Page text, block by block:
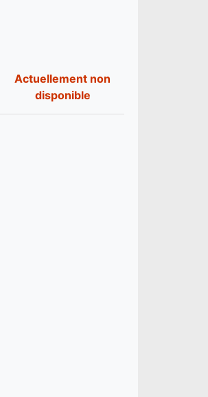
Actuellement non
disponible